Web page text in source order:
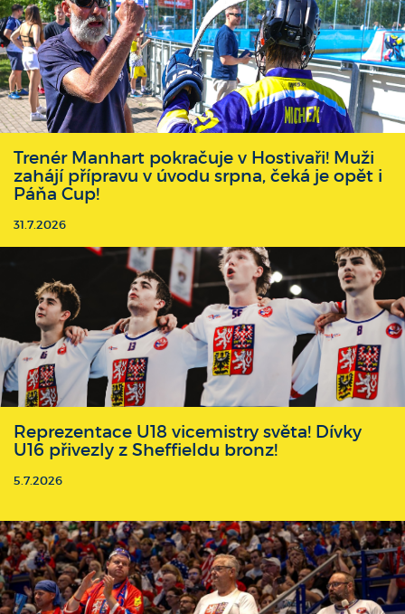
Trenér Manhart pokračuje v Hostivaři! Muži
zahájí přípravu v úvodu srpna, čeká je opět i
Páňa Cup!
31.7.2026
Reprezentace U18 vicemistry světa! Dívky
U16 přivezly z Sheffieldu bronz!
5.7.2026